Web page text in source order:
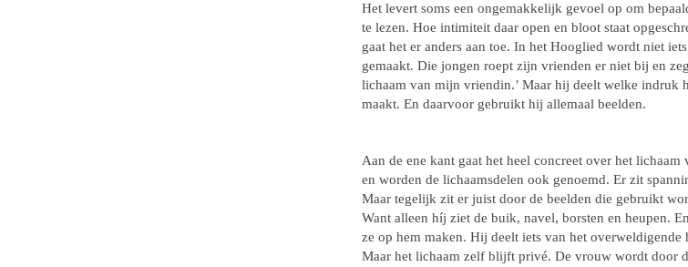
Het levert soms een ongemakkelijk gevoel op om
te lezen. Hoe intimiteit daar open en bloot staat
gaat het er anders aan toe. In het Hooglied wordt niet
gemaakt. Die jongen roept zijn vrienden er niet bij en
lichaam van mijn vriendin.’ Maar hij deelt welke indruk
maakt. En daarvoor gebruikt hij allemaal beelden.
Aan de ene kant gaat het heel concreet over het lichaam
en worden de lichaamsdelen ook genoemd. Er zit
Maar tegelijk zit er juist door de beelden die gebruikt
Want alleen híj ziet de buik, navel, borsten en heupen.
ze op hem maken. Hij deelt iets van het overweldigende
Maar het lichaam zelf blijft privé. De vrouw wordt door